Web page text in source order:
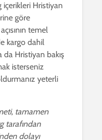
içerikleri Hristiyan
göre
temel
kargo dahil
Hristiyan bakış
isterseniz
yeterli
tamamen
tarafından
dolayı